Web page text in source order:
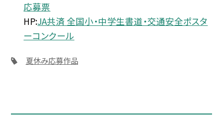
応募票
HP:JA共済 全国小・中学生書道・交通安全ポスタ
ーコンクール
夏休み応募作品